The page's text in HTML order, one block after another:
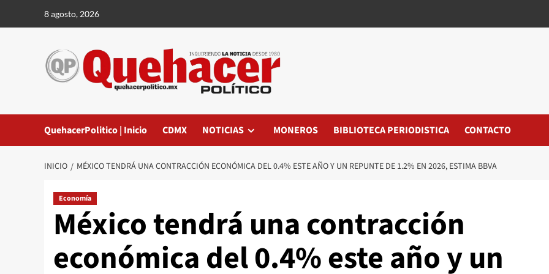
8 agosto, 2026
QuehacerPolitico | Inicio CDMX NOTICIAS MONEROS BIBLIOTECA PERIODISTICA CONTACTO
INICIO MÉXICO TENDRÁ UNA CONTRACCIÓN ECONÓMICA DEL 0.4% ESTE AÑO Y UN REPUNTE DE 1.2% EN 2026, ESTIMA BBVA
Economía
México tendrá una contracción
económica del 0.4% este año y un